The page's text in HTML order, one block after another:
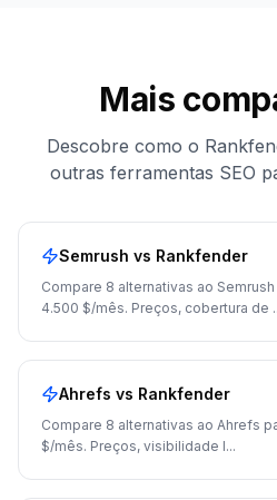
Mais
Descobre como o
outras ferramentas SEO
Semrush vs Rankfender
Compare 8 alternativas ao
4.500 $/mês. Preços, cobertura de
Ahrefs vs Rankfender
Compare 8 alternativas ao Ahrefs
$/mês. Preços, visibilidade I...